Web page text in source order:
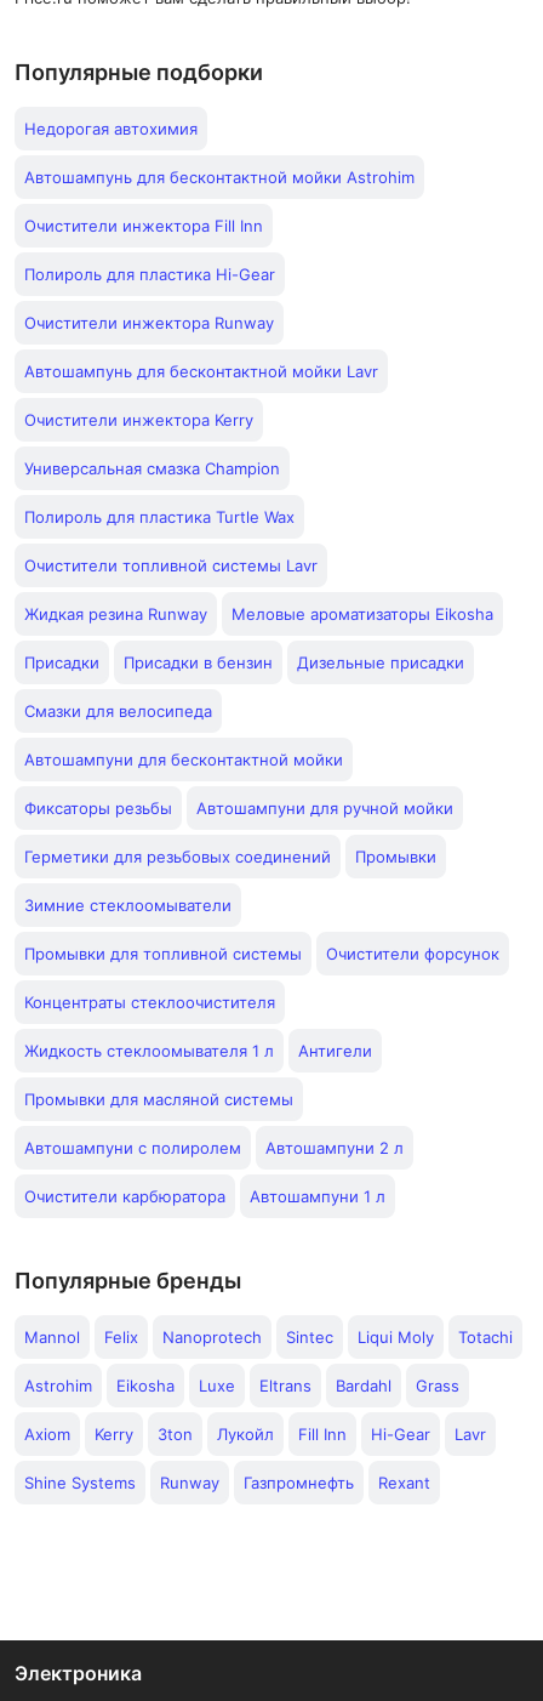
Популярные подборки
Недорогая автохимия
Автошампунь для бесконтактной мойки Astrohim
Очистители инжектора Fill Inn
Полироль для пластика Hi-Gear
Очистители инжектора Runway
Автошампунь для бесконтактной мойки Lavr
Очистители инжектора Kerry
Универсальная смазка Champion
Полироль для пластика Turtle Wax
Очистители топливной системы Lavr
Жидкая резина Runway Меловые ароматизаторы Eikosha
Присадки Присадки в бензин Дизельные присадки
Смазки для велосипеда
Автошампуни для бесконтактной мойки
Фиксаторы резьбы Автошампуни для ручной мойки
Герметики для резьбовых соединений Промывки
Зимние стеклоомыватели
Промывки для топливной системы Очистители форсунок
Концентраты стеклоочистителя
Жидкость стеклоомывателя 1 л Антигели
Промывки для масляной системы
Автошампуни с полиролем Автошампуни 2 л
Очистители карбюратора Автошампуни 1 л
Популярные бренды
Mannol Felix Nanoprotech Sintec Liqui Moly Totachi
Astrohim Eikosha Luxe Eltrans Bardahl Grass
Axiom Kerry 3ton Лукойл Fill Inn Hi-Gear Lavr
Shine Systems Runway Газпромнефть Rexant
Электроника